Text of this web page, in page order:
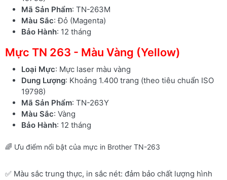
Mã Sản Phẩm: TN-263M
Màu Sắc: Đỏ (Magenta)
Bảo Hành: 12 tháng
Mực TN 263 - Màu Vàng (Yellow)
Loại Mực: Mực laser màu vàng
Dung Lượng: Khoảng 1.400 trang (theo tiêu chuẩn ISO
19798)
Mã Sản Phẩm: TN-263Y
Màu Sắc: Vàng
Bảo Hành: 12 tháng
🌈 Ưu điểm nổi bật của mực in Brother TN-263
✅ Màu sắc trung thực, in sắc nét: đảm bảo chất lượng hình